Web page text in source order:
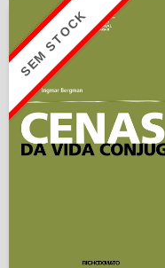
SEM STOCK
Cenas da Vida Conjugal
(tradução de Solveig
Nordlund)